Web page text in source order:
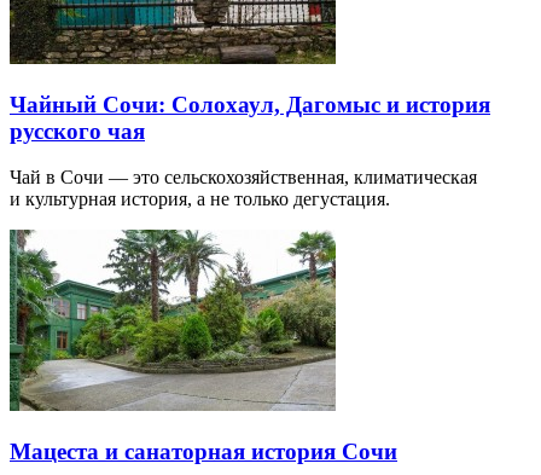
Чайный Сочи: Солохаул, Дагомыс и история
русского чая
Чай в Сочи — это сельскохозяйственная, климатическая
и культурная история, а не только дегустация.
Мацеста и санаторная история Сочи